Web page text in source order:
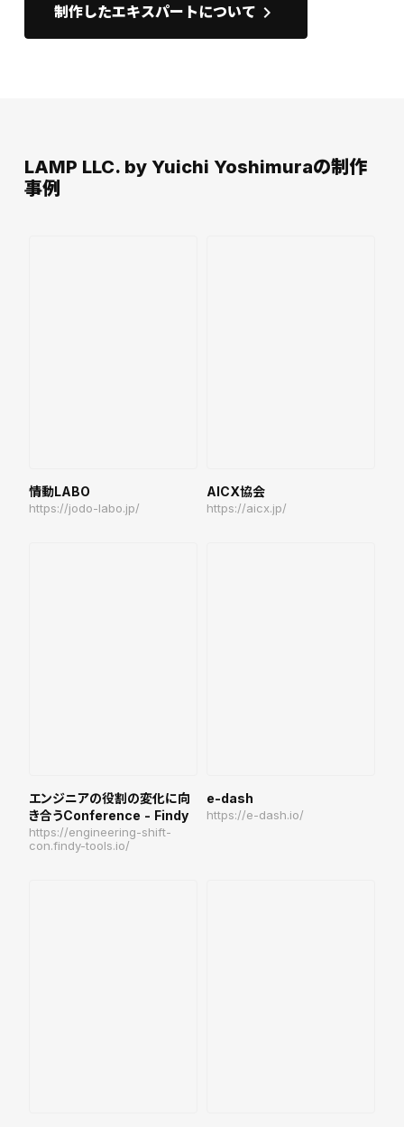
制作したエキスパートについて keyboard_arrow_right
LAMP LLC. by Yuichi Yoshimuraの制作
事例
情動LABO
https://jodo-labo.jp/
AICX協会
https://aicx.jp/
エンジニアの役割の変化に向
き合うConference - Findy
https://engineering-shift-
con.findy-tools.io/
e-dash
https://e-dash.io/